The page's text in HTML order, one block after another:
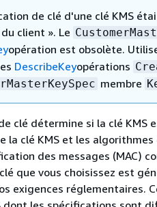
de clé d'une clé KMS
client ». Le
opération est obsolète.
DescribeKeyopérations
membre
clé détermine si la clé
la clé KMS et les
des messages (MAC)
que vous choisissez est
exigences réglementaires.